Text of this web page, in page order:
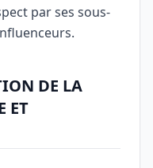
par ses sous-
DE LA
ET